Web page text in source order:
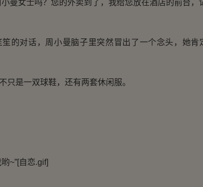
女士吗？您的外卖到了，我给您放在酒店的前台，
对话，周小曼脑子里突然冒出了一个念头，她肯
是一双球鞋，还有两套休闲服。
~”[自恋.gif]